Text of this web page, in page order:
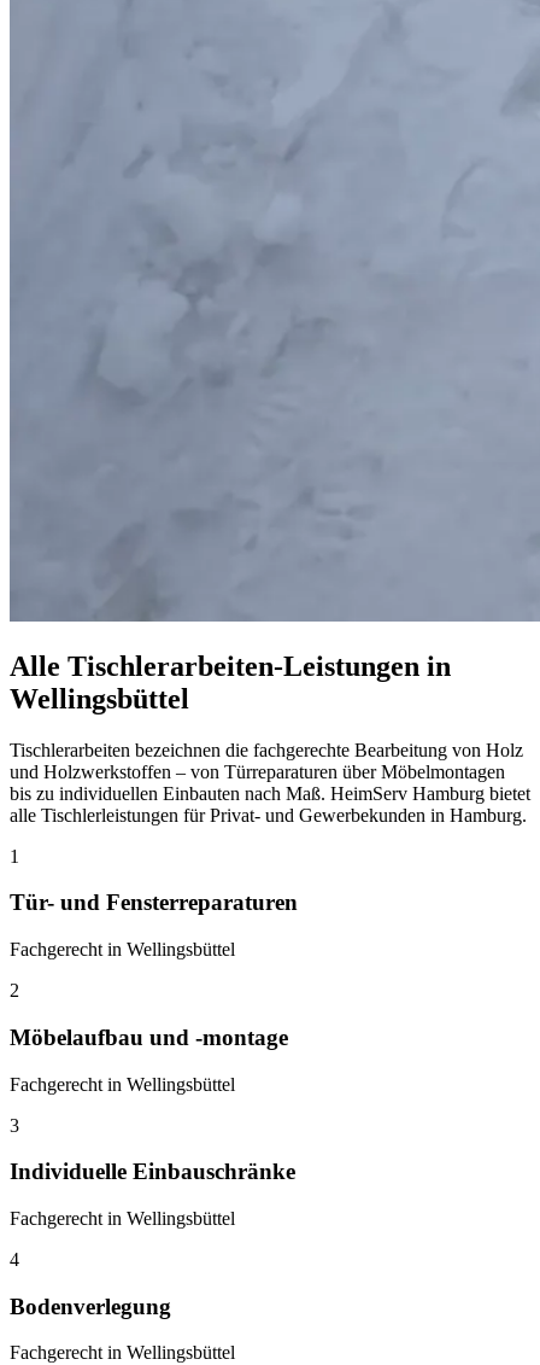
Alle Tischlerarbeiten-Leistungen in
Wellingsbüttel
Tischlerarbeiten bezeichnen die fachgerechte Bearbeitung von Holz
und Holzwerkstoffen – von Türreparaturen über Möbelmontagen
bis zu individuellen Einbauten nach Maß. HeimServ Hamburg bietet
alle Tischlerleistungen für Privat- und Gewerbekunden in Hamburg.
1
Tür- und Fensterreparaturen
Fachgerecht in Wellingsbüttel
2
Möbelaufbau und -montage
Fachgerecht in Wellingsbüttel
3
Individuelle Einbauschränke
Fachgerecht in Wellingsbüttel
4
Bodenverlegung
Fachgerecht in Wellingsbüttel